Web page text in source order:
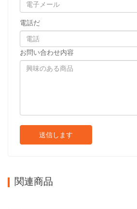
電話だ
お問い合わせ内容
送信します
関連商品